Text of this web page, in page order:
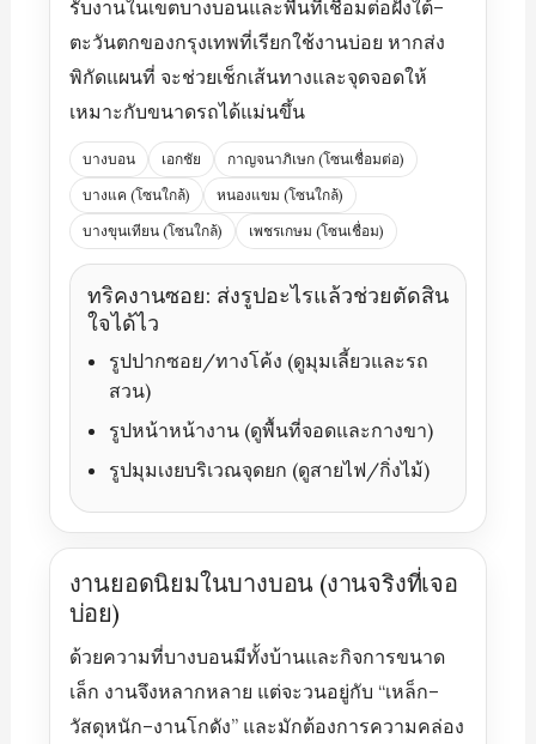
รับงานในเขตบางบอนและพื้นที่เชื่อมต่อฝั่งใต้–
ตะวันตกของกรุงเทพที่เรียกใช้งานบ่อย หากส่ง
พิกัดแผนที่ จะช่วยเช็กเส้นทางและจุดจอดให้
เหมาะกับขนาดรถได้แม่นขึ้น
บางบอน เอกชัย
กาญจนาภิเษก (โซนเชื่อมต่อ)
บางแค (โซนใกล้)
หนองแขม (โซนใกล้)
บางขุนเทียน (โซนใกล้)
เพชรเกษม (โซนเชื่อม)
ทริคงานซอย: ส่งรูปอะไรแล้วช่วยตัดสิน
ใจได้ไว
รูปปากซอย/ทางโค้ง (ดูมุมเลี้ยวและรถ
สวน)
รูปหน้าหน้างาน (ดูพื้นที่จอดและกางขา)
รูปมุมเงยบริเวณจุดยก (ดูสายไฟ/กิ่งไม้)
งานยอดนิยมในบางบอน (งานจริงที่เจอ
บ่อย)
ด้วยความที่บางบอนมีทั้งบ้านและกิจการขนาด
เล็ก งานจึงหลากหลาย แต่จะวนอยู่กับ “เหล็ก–
วัสดุหนัก–งานโกดัง” และมักต้องการความคล่อง